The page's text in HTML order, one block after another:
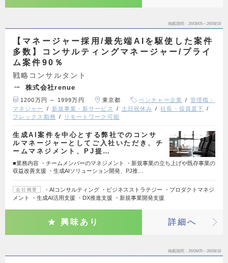
掲載期間 26/08/05～26/08/18
【マネージャー採用/最先端AIを駆使した案件
多数】コンサルティングマネージャー/プライ
ム案件90％
戦略コンサルタント
株式会社renue
1200万円 ～ 1999万円 東京都 ベンチャー企業
管理職・
マネジャー
新規事業・新サービス 土日祝休み
社長・役員直下
フレックス勤務
リモートワーク可能
生成AI案件を中心とする弊社でのコンサ
ルマネージャーとしてご入社いただき、チ
ームマネジメント、PJ提…
■業務内容 ・チームメンバーのマネジメント ・新規事業の立ち上げや既存事業の
収益改善支援 ・生成AIソリューション開発、PJ推…
会社概要
・AIコンサルティング ・ビジネスストラテジー ・プロダクトマネジ
メント ・生成AI活用支援 ・DX推進支援 ・新規事業開発支援
興味あり 詳細へ
掲載期間 26/08/05～26/08/18